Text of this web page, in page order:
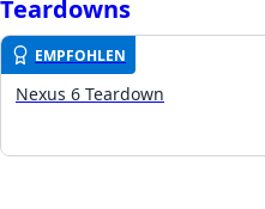
Teardowns
EMPFOHLEN
Nexus 6 Teardown